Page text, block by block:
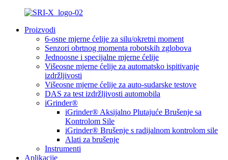
Proizvodi
6-osne mjerne ćelije za silu/okretni moment
Senzori obrtnog momenta robotskih zglobova
Jednoosne i specijalne mjerne ćelije
Višeosne mjerne ćelije za automatsko ispitivanje
izdržljivosti
Višeosne mjerne ćelije za auto-sudarske testove
DAS za test izdržljivosti automobila
iGrinder®
iGrinder® Aksijalno Plutajuće Brušenje sa
Kontrolom Sile
iGrinder® Brušenje s radijalnom kontrolom sile
Alati za brušenje
Instrumenti
Aplikacije